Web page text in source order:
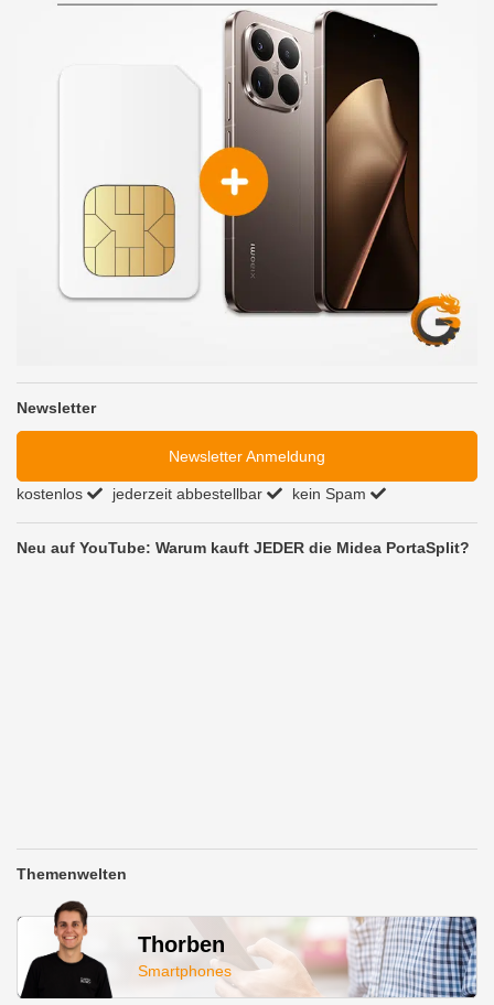
Newsletter
Newsletter Anmeldung
kostenlos jederzeit abbestellbar kein Spam
Neu auf YouTube: Warum kauft JEDER die Midea PortaSplit?
Themenwelten
Thorben
Smartphones